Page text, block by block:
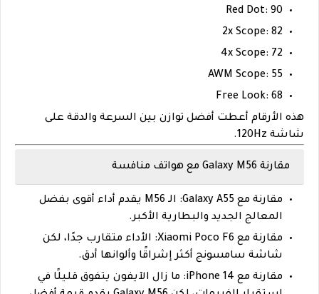
Red Dot: 90
2x Scope: 82
4x Scope: 72
AWM Scope: 55
Free Look: 68
هذه الأرقام أعطت أفضل توازن بين السرعة والدقة على
شاشة 120Hz.
مقارنة Galaxy M56 مع هواتف منافسة
مقارنة مع Galaxy A55:
الـ M56 يقدم أداء أقوى بفضل
المعالج الجديد والبطارية الأكبر.
مقارنة مع Xiaomi Poco F6:
الأداء متقارب جدًا، لكن
شاشة سامسونج أكثر إشراقًا وألوانها أدق.
مقارنة مع iPhone 14:
ما زال الآيفون يتفوق قليلًا في